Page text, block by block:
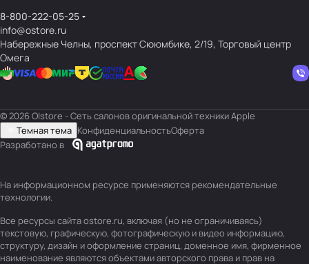
8-800-222-05-25
info@ostore.ru
Набережные Челны, проспект Сююмбике, 2/19, Торговый центр
Омега
© 2026 O|store - Сеть салонов оригинальной техники Apple
Темная тема КонфиденциальностьОферта
Разработано в
На информационном ресурсе применяются рекомендательные
технологии.
Все ресурсы сайта ostore.ru, включая (но не ограничиваясь)
текстовую, графическую, фотографическую и видео информацию,
структуру, дизайн и оформление страниц, доменное имя, фирменное
наименование являются объектами авторского права и прав на